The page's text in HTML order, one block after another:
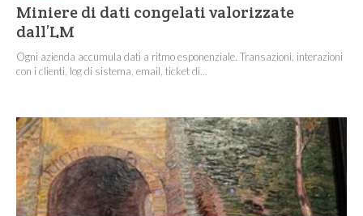
Miniere di dati congelati valorizzate
dall’LM
Ogni azienda accumula dati a ritmo esponenziale. Transazioni, interazioni
con i clienti, log di sistema, email, ticket di...